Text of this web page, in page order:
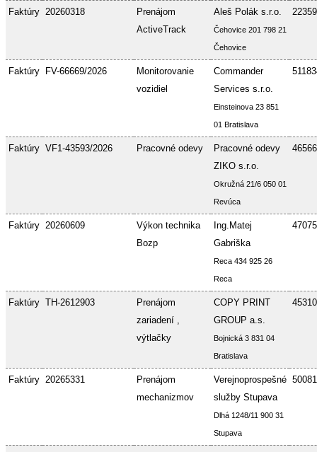
Faktúry 20260318
Prenájom
ActiveTrack
Aleš Polák s.r.o.
Čehovice 201 798 21
Čehovice
Faktúry FV-66669/2026
Monitorovanie
vozidiel
Commander
Services s.r.o.
Einsteinova 23 851
01 Bratislava
Faktúry VF1-43593/2026 Pracovné odevy
Pracovné odevy
ZIKO s.r.o.
Okružná 21/6 050 01
Revúca
Faktúry 20260609
Výkon technika
Bozp
Ing.Matej
Gabriška
Reca 434 925 26
Reca
Faktúry TH-2612903
Prenájom
zariadení ,
výtlačky
COPY PRINT
GROUP a.s.
Bojnická 3 831 04
Bratislava
Faktúry 20265331
Prenájom
mechanizmov
Verejnoprospešné
služby Stupava
Dlhá 1248/11 900 31
Stupava